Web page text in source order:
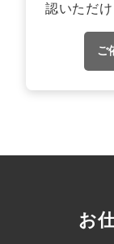
認いただけ
ご
お